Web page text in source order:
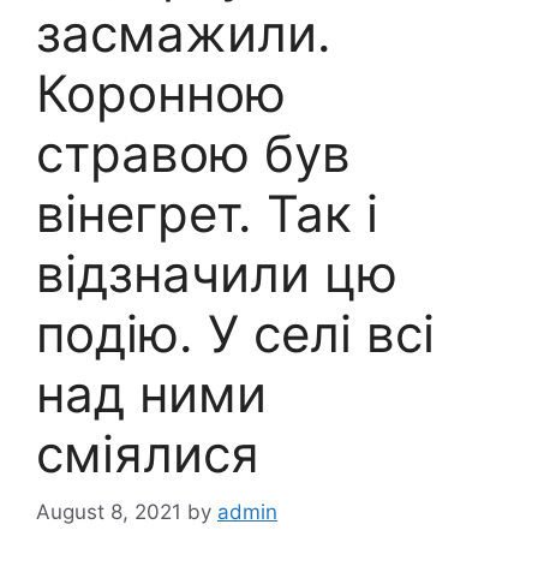
засмажили.
Коронною
стравою був
вінегрет. Так і
відзначили цю
подію. У селі всі
над ними
сміялися
August 8, 2021 by admin